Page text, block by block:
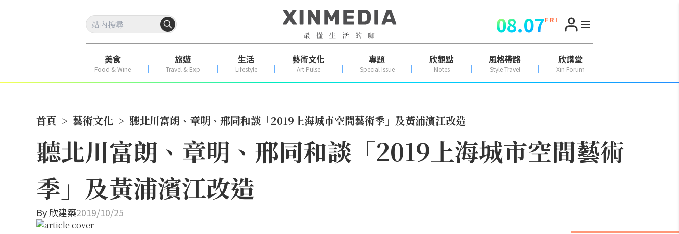
08.07F R I
美食
Food & Wine
旅遊
Travel & Exp
生活
Lifestyle
藝術文化
Art Pulse
專題
Special Issue
欣觀點
Notes
風格帶路
Style Travel
欣講堂
Xin Forum
首頁 > 藝術文化 > 聽北川富朗、章明、邢同和談「2019上海城市空間藝術季」及黃浦濱江改造
聽北川富朗、章明、邢同和談「2019上海城市空間藝術
季」及黃浦濱江改造
By欣建築2019/10/25